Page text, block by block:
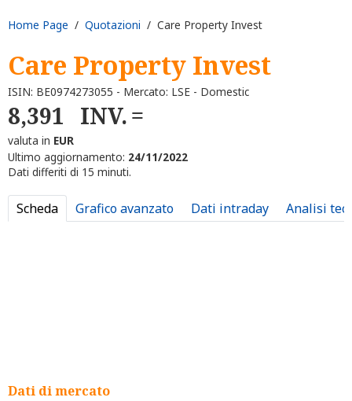
Home Page / Quotazioni / Care Property Invest
Care Property Invest
ISIN: BE0974273055 - Mercato: LSE - Domestic
8,391 INV.
valuta in EUR
Ultimo aggiornamento: 24/11/2022
Dati differiti di 15 minuti.
Scheda Grafico avanzato Dati intraday Analisi
Dati di mercato